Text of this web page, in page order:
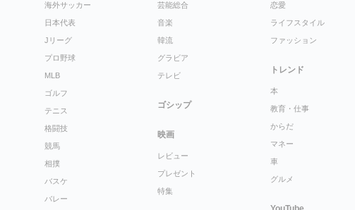
海外サッカー
日本代表
Jリーグ
プロ野球
MLB
ゴルフ
テニス
格闘技
競馬
相撲
バスケ
バレー
芸能総合
音楽
韓流
グラビア
テレビ
ゴシップ
映画
レビュー
プレゼント
特集
恋愛
ライフスタイル
ファッション
トレンド
本
教育・仕事
からだ
マネー
車
グルメ